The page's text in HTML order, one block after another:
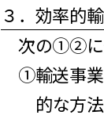
３．効率的
次の①②に
①輸送事業
的な方